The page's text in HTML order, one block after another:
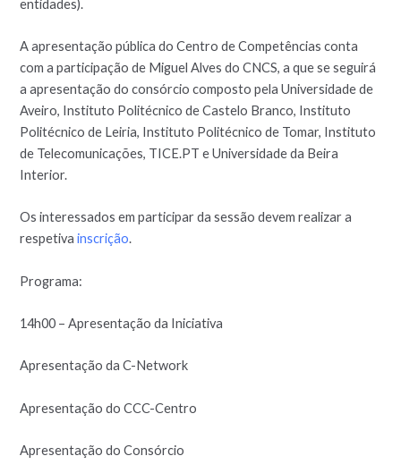
entidades).
A apresentação pública do Centro de Competências conta
com a participação de Miguel Alves do CNCS, a que se seguirá
a apresentação do consórcio composto pela Universidade de
Aveiro, Instituto Politécnico de Castelo Branco, Instituto
Politécnico de Leiria, Instituto Politécnico de Tomar, Instituto
de Telecomunicações, TICE.PT e Universidade da Beira
Interior.
Os interessados em participar da sessão devem realizar a
respetivainscrição.
Programa:
14h00 – Apresentação da Iniciativa
Apresentação da C-Network
Apresentação do CCC-Centro
Apresentação do Consórcio